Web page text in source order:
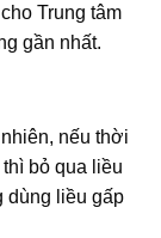
Trung tâm
gần nhất.
nếu thời
bỏ qua liều
dùng liều gấp